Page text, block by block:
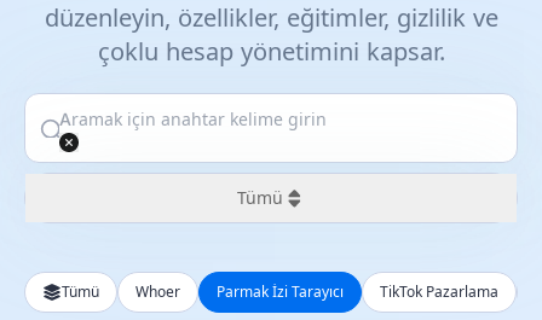
düzenleyin, özellikler, eğitimler, gizlilik ve
çoklu hesap yönetimini kapsar.
Tümü
Son 24 saat
Tümü Whoer Parmak İzi Tarayıcı TikTok Pazarlama